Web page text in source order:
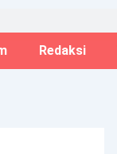
Redaksi